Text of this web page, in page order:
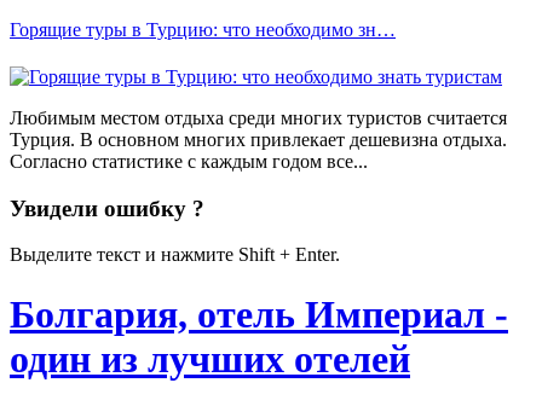
Горящие туры в Турцию: что необходимо зн…
Любимым местом отдыха среди многих туристов считается
Турция. В основном многих привлекает дешевизна отдыха.
Согласно статистике с каждым годом все...
Увидели ошибку ?
Выделите текст и нажмите Shift + Enter.
Болгария, отель Империал -
один из лучших отелей